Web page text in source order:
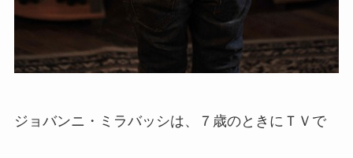
ジョバンニ・ミラバッシは、７歳のときにＴＶで